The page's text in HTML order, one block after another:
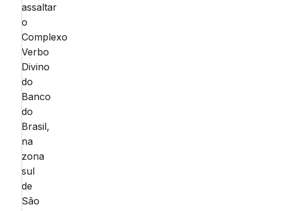
assaltar
o
Complexo
Verbo
Divino
do
Banco
do
Brasil,
na
zona
sul
de
São